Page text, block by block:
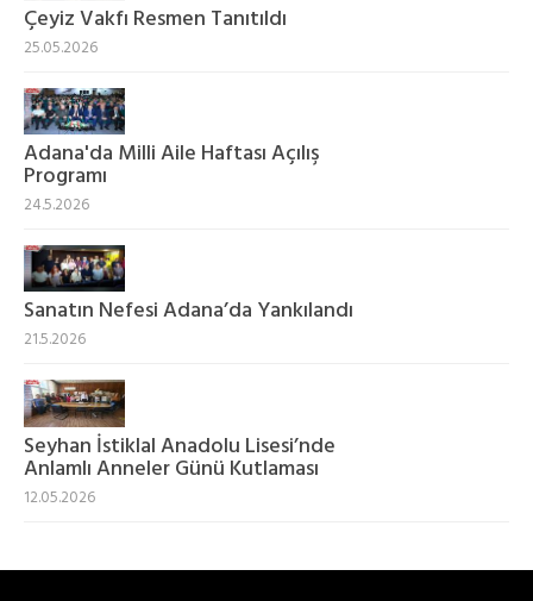
Çeyiz Vakfı Resmen Tanıtıldı
25.05.2026
Adana'da Milli Aile Haftası Açılış
Programı
24.5.2026
Sanatın Nefesi Adana’da Yankılandı
21.5.2026
Seyhan İstiklal Anadolu Lisesi’nde
Anlamlı Anneler Günü Kutlaması
12.05.2026